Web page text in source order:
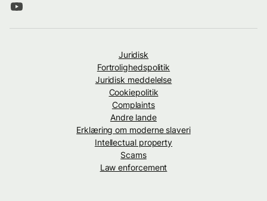
Juridisk
Fortrolighedspolitik
Juridisk meddelelse
Cookiepolitik
Complaints
Andre lande
Erklæring om moderne slaveri
Intellectual property
Scams
Law enforcement